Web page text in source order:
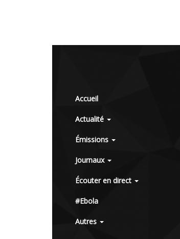
Accueil
Actualité
Émissions
Journaux
Écouter en direct
#Ebola
Autres